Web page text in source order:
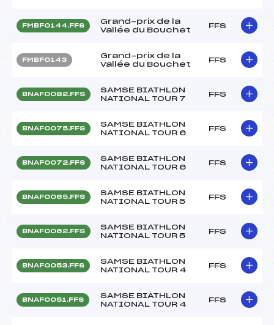
FMBF0144.FFS
Grand-prix de la
Vallée du Bouchet
FFS
FMBF0143
Grand-prix de la
Vallée du Bouchet
FFS
BNAF0082.FFS
SAMSE BIATHLON
NATIONAL TOUR 7
FFS
BNAF0075.FFS
SAMSE BIATHLON
NATIONAL TOUR 6
FFS
BNAF0072.FFS
SAMSE BIATHLON
NATIONAL TOUR 6
FFS
BNAF0065.FFS
SAMSE BIATHLON
NATIONAL TOUR 5
FFS
BNAF0062.FFS
SAMSE BIATHLON
NATIONAL TOUR 5
FFS
BNAF0053.FFS
SAMSE BIATHLON
NATIONAL TOUR 4
FFS
BNAF0051.FFS
SAMSE BIATHLON
NATIONAL TOUR 4
FFS